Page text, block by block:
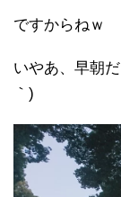
ですからねｗ
いやあ、早朝
｀)